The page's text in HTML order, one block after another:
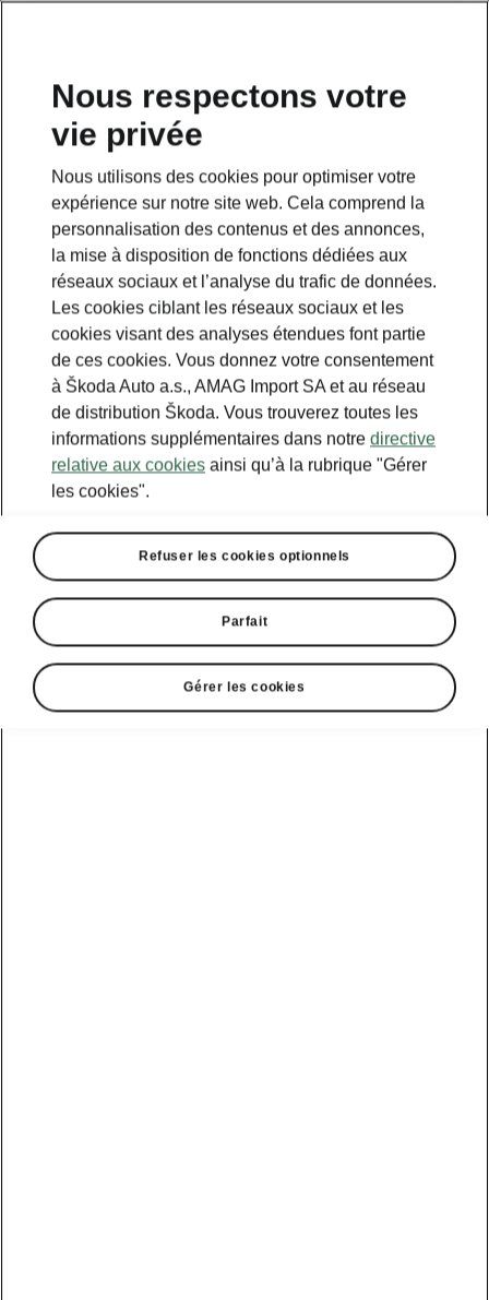
Nous respectons votre
vie privée
Nous utilisons des cookies pour optimiser votre
expérience sur notre site web. Cela comprend la
personnalisation des contenus et des annonces,
la mise à disposition de fonctions dédiées aux
réseaux sociaux et l’analyse du trafic de données.
Les cookies ciblant les réseaux sociaux et les
cookies visant des analyses étendues font partie
de ces cookies. Vous donnez votre consentement
à Škoda Auto a.s., AMAG Import SA et au réseau
de distribution Škoda. Vous trouverez toutes les
informations supplémentaires dans notre directive
relative aux cookies ainsi qu’à la rubrique "Gérer
les cookies".
Refuser les cookies optionnels
Parfait
Gérer les cookies